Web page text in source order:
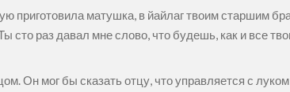
приготовила матушка, в йайлаг твоим старшим
раз давал мне слово, что будешь, как и все
Он мог бы сказать отцу, что управляется с